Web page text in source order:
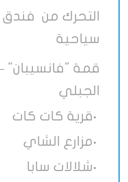
التحرك من فندق
سياحية
قمة "فانسيبان"
الجبلي
•قرية كات كات
•مزارع الشاي
•شلالات سابا